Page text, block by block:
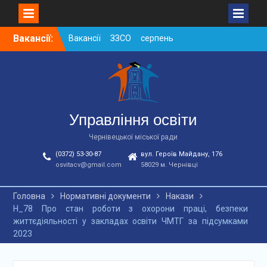
SkipВакансії:
Вакансії ЗЗСО серпень
2026
Вакансії ЗЗСО червень
Вакансії у ЗДО та
дошкільних підрозділах
ЗЗСО станом на
01.08.2026 р.
Управління освіти
Чернівецької міської ради
(0372) 53-30-87
osvitacv@gmail.com
вул. Героїв Майдану, 176
58029 м. Чернівці
Головна Нормативні документи
Накази
Н_78 Про стан роботи з охорони праці, безпеки
життєдіяльності у закладах освіти ЧМТГ за підсумками
2023